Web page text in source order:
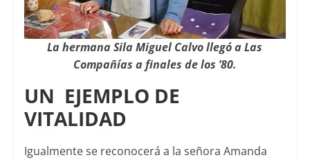
La hermana Sila Miguel Calvo llegó a Las
Compañías a finales de los ’80.
UN EJEMPLO DE
VITALIDAD
Igualmente se reconocerá a la señora Amanda